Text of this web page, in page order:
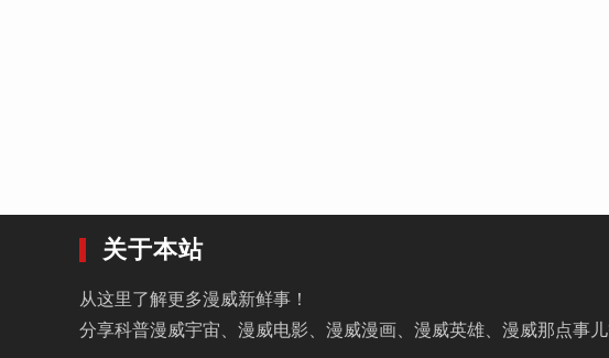
关于本站
从这里了解更多漫威新鲜事！
分享科普漫威宇宙、漫威电影、漫威漫画、漫威英雄、漫威那点事儿